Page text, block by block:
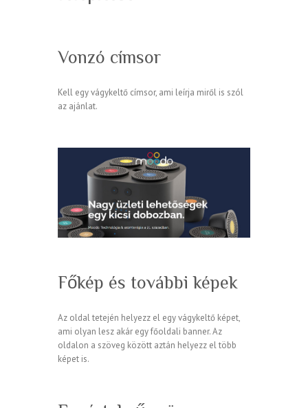
Vonzó címsor
Kell egy vágykeltő címsor, ami leírja miről is szól
az ajánlat.
Főkép és további képek
Az oldal tetején helyezz el egy vágykeltő képet,
ami olyan lesz akár egy főoldali banner. Az
oldalon a szöveg között aztán helyezz el több
képet is.